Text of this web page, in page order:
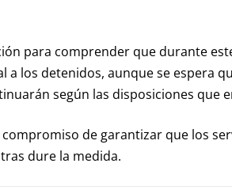
para comprender que durante
a los detenidos, aunque se espera
según las disposiciones que
de garantizar que los
dure la medida.